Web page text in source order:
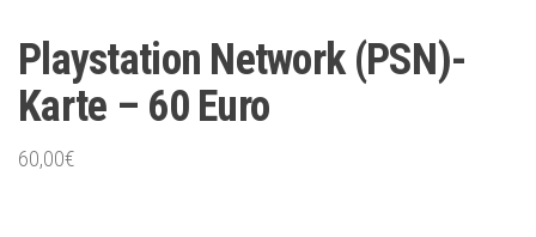
Playstation Network (PSN)-
Karte – 60 Euro
60,00€